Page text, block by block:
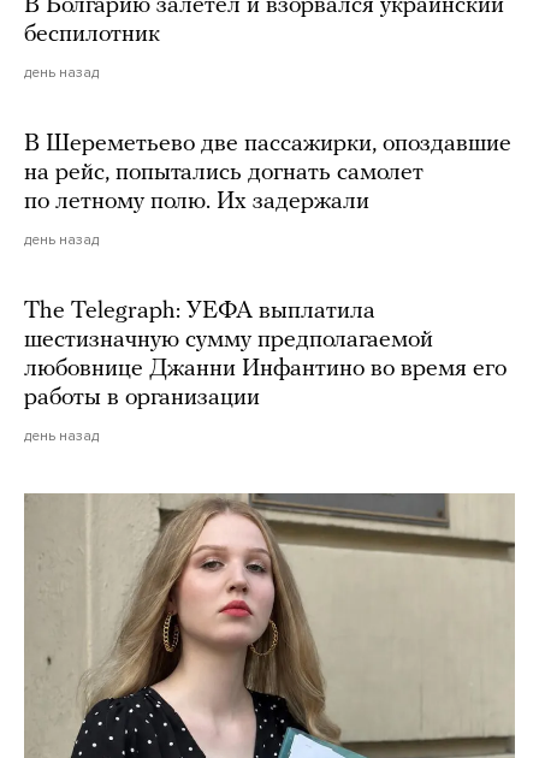
В Болгарию залетел и взорвался украинский
беспилотник
день назад
В Шереметьево две пассажирки, опоздавшие
на рейс, попытались догнать самолет
по летному полю. Их задержали
день назад
The Telegraph: УЕФА выплатила
шестизначную сумму предполагаемой
любовнице Джанни Инфантино во время его
работы в организации
день назад